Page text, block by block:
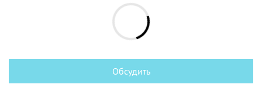
Обсудить